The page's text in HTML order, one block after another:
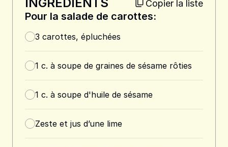
Copier la liste
Pour la salade de carottes:
3 carottes, épluchées
1 c. à soupe de graines de sésame rôties
1 c. à soupe d'huile de sésame
Zeste et jus d’une lime